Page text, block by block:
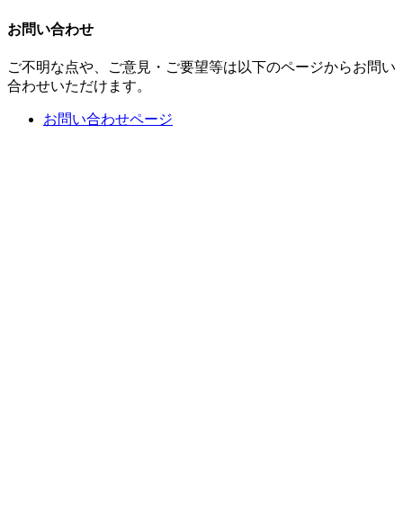
お問い合わせ
ご不明な点や、ご意見・ご要望等は以下のページからお問い
合わせいただけます。
お問い合わせページ